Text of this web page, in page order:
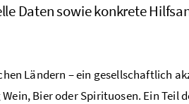
Daten sowie konkrete
Ländern – ein gesellschaftlich
Bier oder Spirituosen. Ein Teil